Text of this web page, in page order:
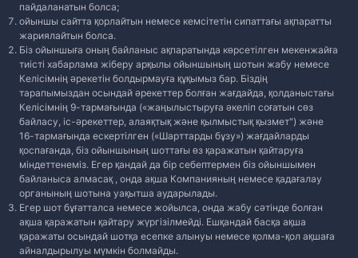
пайдаланатын болса;
ойыншы сайтта қорлайтын немесе кемсітетін сипаттағы ақпаратты
жариялайтын болса.
Біз ойыншыға оның байланыс ақпаратында көрсетілген мекенжайға
тиісті хабарлама жіберу арқылы ойыншының шотын жабу немесе
Келісімнің әрекетін болдырмауға құқымыз бар. Біздің
тарапымыздан осындай әрекеттер болған жағдайда, қолданыстағы
Келісімнің 9-тармағында («жаңылыстыруға әкеліп соғатын сөз
байласу, іс-әрекеттер, алаяқтық және қылмыстық қызмет") және
16-тармағында ескертілген («Шарттарды бұзу») жағдайларды
қоспағанда, біз ойыншының шоттағы өз қаражатын қайтаруға
міндеттенеміз. Егер қандай да бір себептермен біз ойыншымен
байланыса алмасақ , онда ақша Компанияның немесе қадағалау
органының шотына уақытша аударылады.
Егер шот бұғатталса немесе жойылса, онда жабу сәтінде болған
ақша қаражатын қайтару жүргізілмейді. Ешқандай басқа ақша
қаражаты осындай шотқа есепке алынуы немесе қолма-қол ақшаға
айналдырылуы мүмкін болмайды.